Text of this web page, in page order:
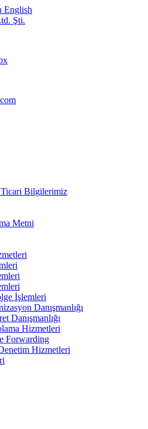
English
Bilgilerimiz
Metni
İşlemleri
Danışmanlığı
Danışmanlığı
Hizmetleri
Forwarding
Hizmetleri